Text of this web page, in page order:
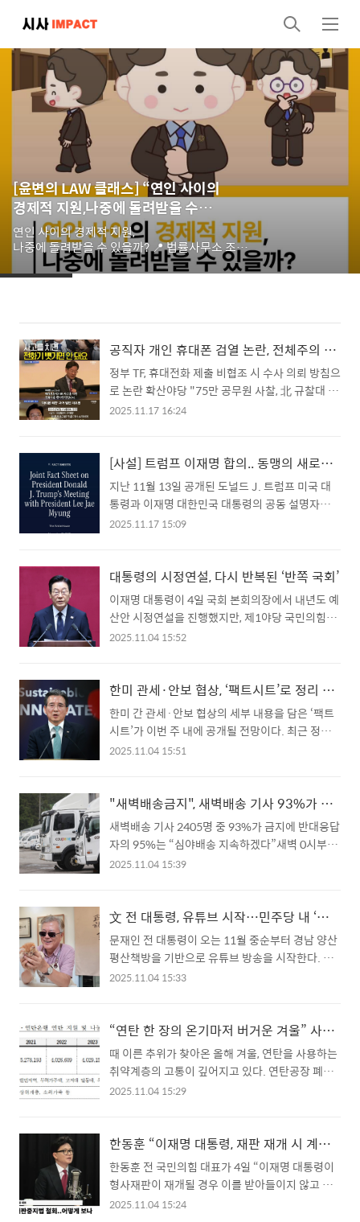
검
색
메
뉴
[윤변의 LAW 클래스] “연인 사이의
경제적 지원,나중에 돌려받을 수
있을까?”
연인 사이의 경제적 지원,
나중에 돌려받을 수 있을까? 📍 법률사무소 조이 위치
- 서울 서초구 강남대로 53길 8 (스타크 강남빌딩) / 강남역 신분당선
📍 법률상담 예약 & 문의 (대면상담가능)
- [엑스퍼트] 네이버 엑스퍼트 “윤관열 변호사” 검색
- [스마트스토어] "법률사무소 조이"검색
공직자 개인 휴대폰 검열 논란, 전체주의 사찰 비판 격렬
정부 TF, 휴대전화 제출 비협조 시 수사 의뢰 방침으
로 논란 확산야당 "75만 공무원 사찰, 北 규찰대 발
상" 강력 비판​정부가 지난해 12·3 비상계엄 불법
휴대전화 제출을 사실상 강제하는 방침을 밝히면서
정치권과 공직 사회의 비판이 거세게 일고 있다. 정
부는 '12·3 사태' 책임 규명과 공직사회 신뢰 회복
을 위한 '내란 청산'의 불가피한 조치라는 입장이지
만, 야당은 이를 전체주의적 사찰 및 숙청으로 규정
일, 대통령 직속 기관과 독립기관을 제외한 49개 중
앙행정기관을 대상으로 TF를 가동했으며, 군(합
참), 검찰, 경찰, 외교부, 법무부 등 12개 ..
2025.11.17 16:24
[사설] 트럼프 이재명 합의.. 동맹의 새로운 장인가, 주권적 균형점 상실의 시작인가?
지난 11월 13일 공개된 도널드 J. 트럼프 미국 대
통령과 이재명 대한민국 대통령의 공동 설명자료
(Joint Fact Sheet)는 한미 동맹의 새로운 시대를
국의 전략적 구도에 깊숙이 통합시키는 내용을 담
고 있어 냉철한 평가가 필요하다.이 합의는 한국이
얻어낸 확장 억제력 강화와 관세 불확실성 해소라
는 '빛'을 제공했지만, 동시에 금융 자율성 제약과
산업 종속 심화라는 '그림자'를 내포하고 있다. 한
어주었는지, 균형 잡힌 시각으로 분석해볼 필요가
있다.동맹 현대화의 '빛'.. 안보 강화와 경제적 예측
가능성 확보이번 합의는 미·중 전략 경쟁 시대에
한..
2025.11.17 15:09
대통령의 시정연설, 다시 반복된 ‘반쪽 국회’
이재명 대통령이 4일 국회 본회의장에서 내년도 예
산안 시정연설을 진행했지만, 제1야당 국민의힘의
전면 보이콧으로 국회는 또다시 ‘반쪽 국회’로 기록
단절을 상징적으로 드러냈다. 이 대통령은 이날 연
설에서 “AI 시대에는 하루가 늦으면 한 세대가 뒤처
진다”며 ‘AI 3대 강국 도약’을 위한 10조1000억 원
규모의 투자를 포함한 2026년도 예산안을 설명했
다. 총예산은 728조 원으로 전년보다 8.1% 증가했
도했다. 국민의힘은 추경호 의원에 대한 내란특검
의 구속영장 청구를 ‘야당 탄압’으로 규정하며 불참
을 결정했다. 대신 검은 마스크를 쓴 의원들이 국회
로텐더홀..
2025.11.04 15:52
한미 관세·안보 협상, ‘팩트시트’로 정리 예고…엇갈린 해석 속 최종 조율
한미 간 관세·안보 협상의 세부 내용을 담은 ‘팩트
시트’가 이번 주 내에 공개될 전망이다. 최근 정상
회담 이후 일부 사안에 대한 양국의 설명이 다르게
실은 3일 “한미 간 관세·안보 협상에 관한 설명 자
료인 팩트시트를 이번 주 안으로 마무리할 예정”이
라고 밝혔다. 강훈식 비서실장은 “실무 차원에서
큰 이견이 없으며 대부분의 협의가 끝났다”고 설명
했다. 이번 협상은 지난달 경주에서 열린 한미 정상
장 개방을 둘러싸고 양측의 발표 내용이 엇갈리면
서 논란이 이어졌다. 하워드 러트닉 미 상무장관은
“반도체 관세는 이번 합의의 일부가 아니며, 한국이
시장 100% 개방에..
2025.11.04 15:51
"새벽배송금지", 새벽배송 기사 93%가 반대
새벽배송 기사 2405명 중 93%가 금지에 반대응답
자의 95%는 “심야배송 지속하겠다”새벽 0시부터
오전 5시까지의 ‘심야배송’을 금지하자는 민주노총
터를 지켜야 한다는 반발이 정면으로 맞서고 있다.
전국민주노동조합총연맹(민주노총)은 지난달 22
일 ‘택배 사회적대화 기구’ 회의에서 새벽 0시부터
5시까지 배송을 제한하고, 오전 5시·오후 3시 출근
의 주간 연속 2교대제를 도입하자고 제안했다. 과
조치라는 취지였다. 그러나 쿠팡 위탁 택배기사 약
1만 명이 속한 쿠팡파트너스연합회(CPA)는 이에
강하게 반대했다. CPA가 지난 3일 발표한 성명에
따르면, 새벽배..
2025.11.04 15:39
文 전 대통령, 유튜브 시작…민주당 내 ‘친명 컷오프’ 논란
문재인 전 대통령이 오는 11월 중순부터 경남 양산
평산책방을 기반으로 유튜브 방송을 시작한다. 퇴
임 후 재단과 서점을 운영해온 문 전 대통령이 직접
와대 의전비서관이었던 탁현민 목포대 특임교수가
맡는다. 첫 방송에는 ‘대온실 수리 보고서’로 올해
만해문학상을 받은 김금희 작가가 출연한다. 평산
책방 소식을 비롯해 독자와의 소통을 이어가는 플
랫폼으로서의 역할도 예고됐다. 한편 같은 시기 더
사가 부산시당위원장 경선에서 배제되면서 ‘친명
계 컷오프’ 논란이 이어지고 있다. 부산시당위원장
보궐선거 예비경선에서 유동철 수영구지역위원장
이 탈락하자 지역 정가에서는 “중앙이 이..
2025.11.04 15:33
“연탄 한 장의 온기마저 버거운 겨울” 사라지는 연탄, 남겨진 사람들
때 이른 추위가 찾아온 올해 겨울, 연탄을 사용하는
취약계층의 고통이 깊어지고 있다. 연탄공장 폐업
으로 공급이 줄고, 가격이 오르는 가운데 자선단체
관 연탄은행 조사에 따르면 서울에서 여전히 연탄
으로 난방을 하는 가구는 1,129곳에 달한다. 이들
은 주로 도시가스가 들어오지 않는 무허가 주택이
나 구도심 달동네에 거주한다. 연탄은 그들에게 여
전히 가장 저렴하고 손쉬운 난방 수단이지만, 올해
2025.11.04 15:29
한동훈 “이재명 대통령, 재판 재개 시 계엄령 선포할 수도”
한동훈 전 국민의힘 대표가 4일 “이재명 대통령이
형사재판이 재개될 경우 이를 받아들이지 않고 계
엄령을 선포할 수도 있다”고 주장하면서 정치권에
2025.11.04 15:24